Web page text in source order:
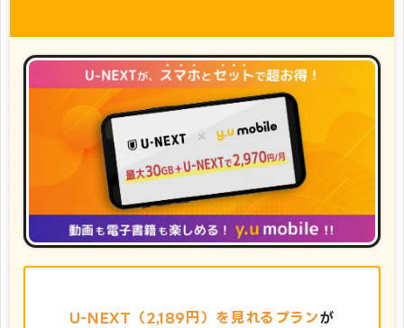
U-NEXT（2,189円）を見れるプランが